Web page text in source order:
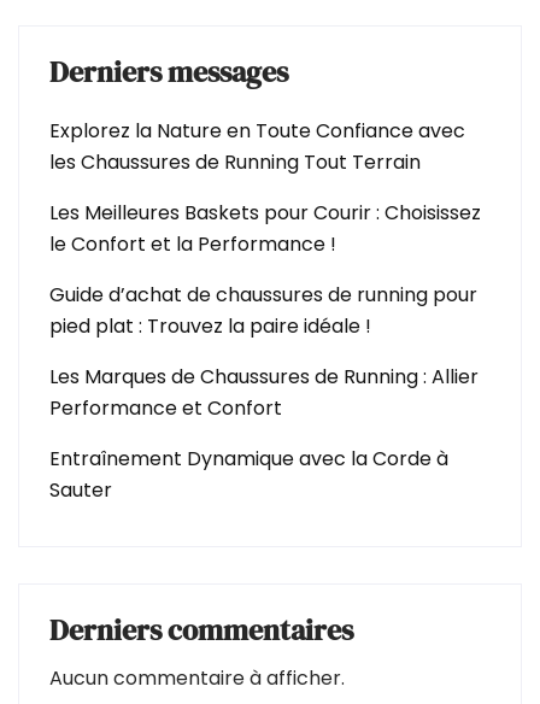
Derniers messages
Explorez la Nature en Toute Confiance avec
les Chaussures de Running Tout Terrain
Les Meilleures Baskets pour Courir : Choisissez
le Confort et la Performance !
Guide d’achat de chaussures de running pour
pied plat : Trouvez la paire idéale !
Les Marques de Chaussures de Running : Allier
Performance et Confort
Entraînement Dynamique avec la Corde à
Sauter
Derniers commentaires
Aucun commentaire à afficher.